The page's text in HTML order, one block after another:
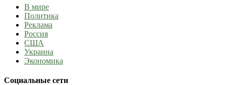
В мире
Политика
Реклама
Россия
США
Украина
Экономика
Социальные сети